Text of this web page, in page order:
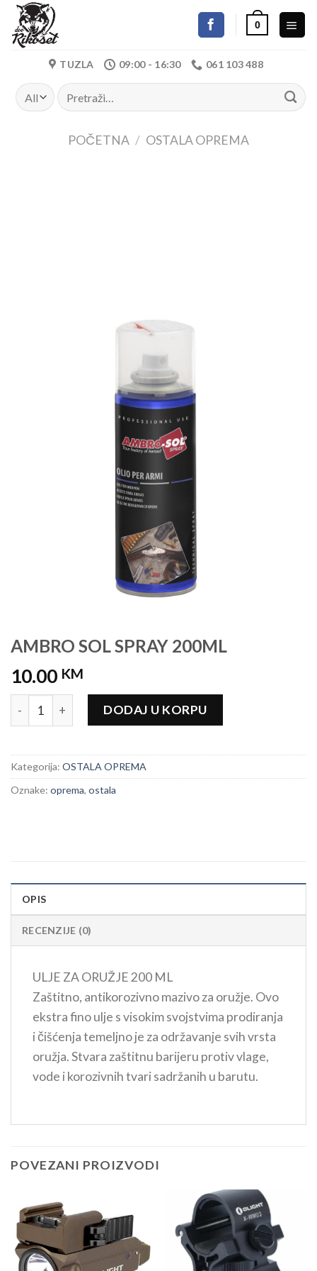
Skip
content
0
TUZLA 09:00 - 16:30 061 103 488
Pretraži:
POČETNA / OSTALA OPREMA
AMBRO SOL SPRAY 200ML
10.00 KM
AMBRO SOL SPRAY 200ML količina
DODAJ U KORPU
Kategorija: OSTALA OPREMA
Oznake: oprema, ostala
OPIS
RECENZIJE (0)
ULJE ZA ORUŽJE 200 ML
Zaštitno, antikorozivno mazivo za oružje. Ovo
ekstra fino ulje s visokim svojstvima prodiranja
i čišćenja temeljno je za održavanje svih vrsta
oružja. Stvara zaštitnu barijeru protiv vlage,
vode i korozivnih tvari sadržanih u barutu.
POVEZANI PROIZVODI